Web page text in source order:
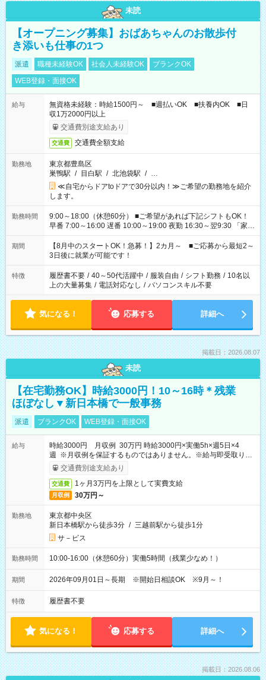
未読
【オープニング募集】おばあちゃんのお散歩付
き添いも仕事の1つ
派遣 職種未経験OK 社会人未経験OK
ブランクOK
WEB登録・面接OK
給与
無資格未経験：時給1500円～ ■週払いOK ■扶養内OK ■日
収1万2000円以上
交通費別途支給あり
交通費 交通費全額支給
勤務地
東京都豊島区
巣鴨駅 / 目白駅 / 北池袋駅 / …
≪自宅からドアtoドアで30分以内！≫ご希望の勤務地を紹介
します。
勤務時間
9:00～18:00（休憩60分） ■ご希望があれば下記シフトもOK！
早番 7:00～16:00 遅番 10:00～19:00 夜勤 16:30～翌9:30 「家族
と休みを合わせたい」 「余裕を持って夕飯の準備がしたい」
「できれば残業はしたくない」 など、ご希望を教えてください
ね。 ※Wワーク希望の方へ 今ご覧のお仕事で希望する勤務時間
と、もう1つのお仕事の勤務時間。 合計で週40時間を超える場
合は応募できません。
期間
【8月中のスタートOK！急募！】2カ月～ ■ご応募から最短2～
3日後に就業が可能です！
特徴 履歴書不要 / 40～50代活躍中 / 服装自由 / シフト勤務 / 10名以
上の大量募集 / 電話対応なし / パソコンスキル不要
気になる！ 応募する 詳細へ
掲載日：2026.08.07
未読
【在宅勤務OK】時給3000円！10～16時＊残業
ほぼなし▼新日本橋で一般事務
派遣 ブランクOK WEB登録・面接OK
給与
時給3000円 月収例 30万円 時給3000円×実働5h×週5日×4
週 ※月収例を保証するものではありません。※給与即受取りサ
ービス利用可（利用条件有）
交通費別途支給あり
交通費 1ヶ月3万円を上限として実費支給
月収例 30万円～
勤務地
東京都中央区
新日本橋駅から徒歩3分 / 三越前駅から徒歩1分
サ－ビス
勤務時間 10:00-16:00（休憩60分）実働5時間（残業少なめ！）
期間 2026年09月01日～長期 ※開始日相談OK ※9月～！
特徴 履歴書不要
気になる！ 応募する 詳細へ
掲載日：2026.08.06